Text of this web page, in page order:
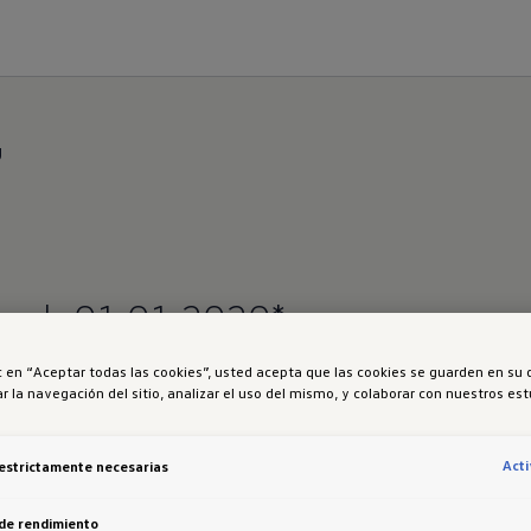
ab 01.01.2020*
NoVA erfolgt ab dem 01.01.2020 nach folgenden
bestimmt sich der Steuersatz in Prozent nach der
(kombinierter WLTP-Wert in g/km) des Fahrzeugs wird für die
Von diesem CO2 Wert werden 115 Gramm abgezogen.
en “Aceptar todas las cookies”, usted acepta que las cookies se guarden en su
la navegación del sitio, analizar el uso del mismo, y colaborar con nuestros
necesarias
rendimiento